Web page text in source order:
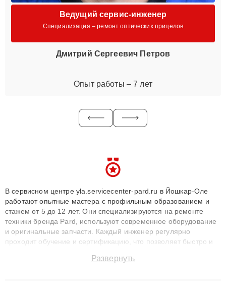
Ведущий сервис-инженер
Специализация – ремонт оптических прицелов
Дмитрий Сергеевич Петров
Опыт работы – 7 лет
В сервисном центре yla.servicecenter-pard.ru в Йошкар-Оле
работают опытные мастера с профильным образованием и
стажем от 5 до 12 лет. Они специализируются на ремонте
техники бренда Pard, используют современное оборудование
и оригинальные запчасти. Каждый инженер регулярно
проходит обучение и сертификацию, что позволяет быстро и
сохранением гарантии до 3 лет. Наши мастера решают
Развернуть